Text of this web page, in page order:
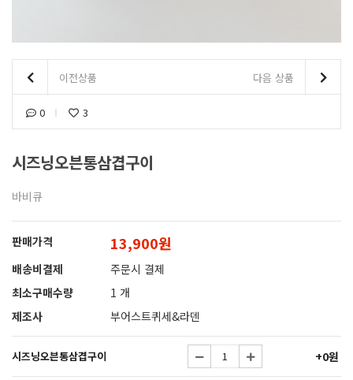
이전상품 다음 상품
0 3
시즈닝오븐통삼겹구이
바비큐
판매가격 13,900원
배송비결제
주문시 결제
최소구매수량
1 개
제조사
부어스트퀴세&라덴
시즈닝오븐통삼겹구이 +0원